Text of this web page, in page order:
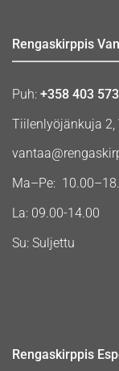
Rengaskirppis
Puh: +358 403
Tiilenlyöjänkuja 2,
Ma–Pe:
La: 09.00-14.00
Su: Suljettu
Rengaskirppis